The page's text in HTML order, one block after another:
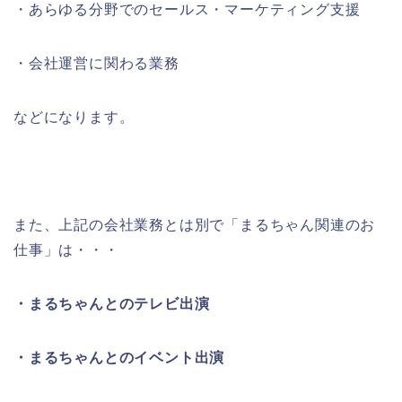
・あらゆる分野でのセールス・マーケティング支援
・会社運営に関わる業務
などになります。
また、上記の会社業務とは別で「まるちゃん関連のお
仕事」は・・・
・まるちゃんとのテレビ出演
・まるちゃんとのイベント出演